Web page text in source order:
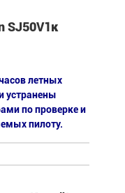
SJ50V1к
летных
устранены
по проверке и
пилоту.